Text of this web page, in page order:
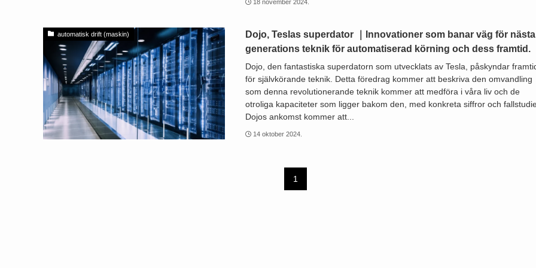
18 november 2024.
automatisk drift (maskin)
Dojo, Teslas superdator ｜Innovationer som banar väg för nästa
generations teknik för automatiserad körning och dess framtid.
Dojo, den fantastiska superdatorn som utvecklats av Tesla, påskyndar
för självkörande teknik. Detta föredrag kommer att beskriva den omvandling
som denna revolutionerande teknik kommer att medföra i våra liv och de
otroliga kapaciteter som ligger bakom den, med konkreta siffror och
Dojos ankomst kommer att...
14 oktober 2024.
1